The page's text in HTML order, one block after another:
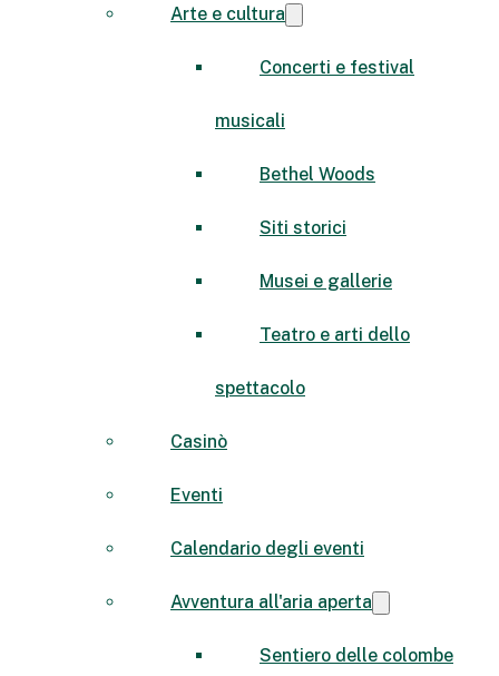
Arte e cultura
Concerti e festival
musicali
Bethel Woods
Siti storici
Musei e gallerie
Teatro e arti dello
spettacolo
Casinò
Eventi
Calendario degli eventi
Avventura all'aria aperta
Sentiero delle colombe